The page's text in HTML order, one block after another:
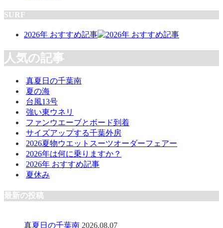
SURF
2026年 おすすめ記事
人気の記事
真夏日の千葉南
夏の海
台風13号
強い東ウネリ
ファンウエーブとボード到着
サイズアップする千葉外房
2026夏物ウエットスーツオーダーフェアー
2026年は何に乗りますか？
2026年 おすすめ記事
夏休み
最新の投稿
真夏日の千葉南 2026.08.07